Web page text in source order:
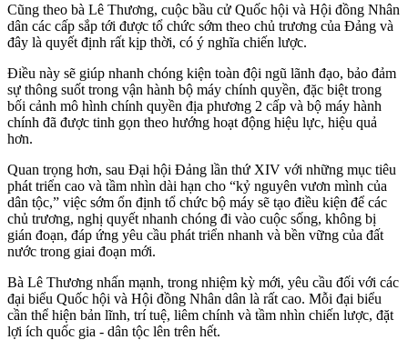
Cũng theo bà Lê Thương, cuộc bầu cử Quốc hội và Hội đồng Nhân
dân các cấp sắp tới được tổ chức sớm theo chủ trương của Đảng và
đây là quyết định rất kịp thời, có ý nghĩa chiến lược.
Điều này sẽ giúp nhanh chóng kiện toàn đội ngũ lãnh đạo, bảo đảm
sự thông suốt trong vận hành bộ máy chính quyền, đặc biệt trong
bối cảnh mô hình chính quyền địa phương 2 cấp và bộ máy hành
chính đã được tinh gọn theo hướng hoạt động hiệu lực, hiệu quả
hơn.
Quan trọng hơn, sau Đại hội Đảng lần thứ XIV với những mục tiêu
phát triển cao và tầm nhìn dài hạn cho “kỷ nguyên vươn mình của
dân tộc,” việc sớm ổn định tổ chức bộ máy sẽ tạo điều kiện để các
chủ trương, nghị quyết nhanh chóng đi vào cuộc sống, không bị
gián đoạn, đáp ứng yêu cầu phát triển nhanh và bền vững của đất
nước trong giai đoạn mới.
Bà Lê Thương nhấn mạnh, trong nhiệm kỳ mới, yêu cầu đối với các
đại biểu Quốc hội và Hội đồng Nhân dân là rất cao. Mỗi đại biểu
cần thể hiện bản lĩnh, trí tuệ, liêm chính và tầm nhìn chiến lược, đặt
lợi ích quốc gia - dân tộc lên trên hết.